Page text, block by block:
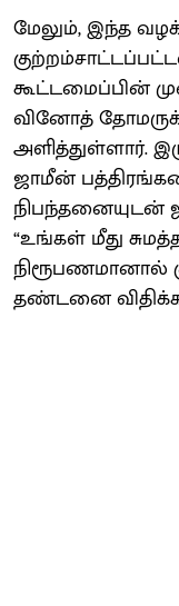
மேலும், இந்த
கூட்டமைப்பின்
வினோத்
அளித்துள்ளார்.
ஜாமீன்
நிபந்தனையுடன்
“உங்கள் மீது
நிரூபணமானால்
தண்டனை